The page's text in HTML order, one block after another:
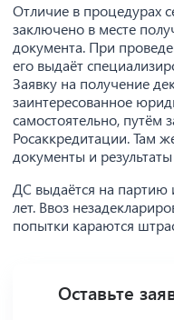
Отличие в процедурах
заключено в месте
документа. При
его выдаёт
Заявку на получение
заинтересованное
самостоятельно, путём
Росаккредитации. Там
документы и
ДС выдаётся на партию
лет. Ввоз
попытки караются
Оставьте